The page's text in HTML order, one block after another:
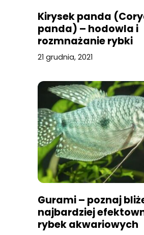
Kirysek panda
panda) – hodowla i
rozmnażanie rybki
akwariowej
21 grudnia, 2021
Gurami – poznaj
najbardziej
rybek akwariowych